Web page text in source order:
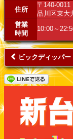
住所
〒140-0011
品川区東大
営業
時間
10:00～
ビックディッパ